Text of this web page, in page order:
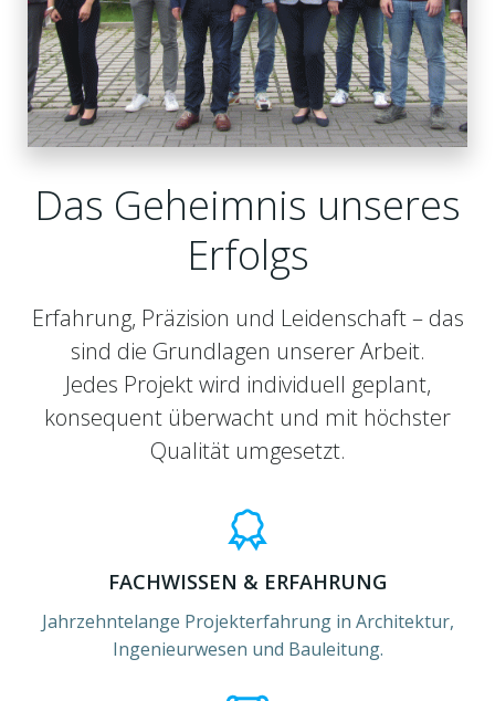
Das Geheimnis unseres
Erfolgs
Erfahrung, Präzision und Leidenschaft – das
sind die Grundlagen unserer Arbeit.
Jedes Projekt wird individuell geplant,
konsequent überwacht und mit höchster
Qualität umgesetzt.
FACHWISSEN & ERFAHRUNG
Jahrzehntelange Projekterfahrung in Architektur,
Ingenieurwesen und Bauleitung.